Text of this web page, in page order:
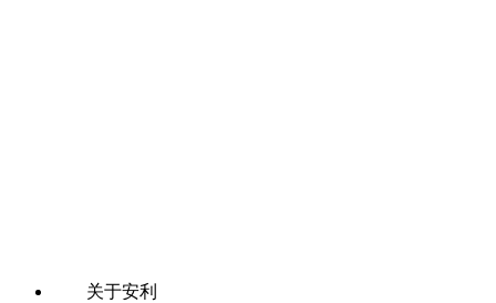
关于安利